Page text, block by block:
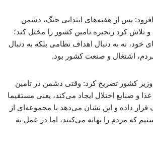
پس از هفته‌های ابتدایی جنگ، دشمن
تلاش کرد زنجیره تامین کشور را مختل کند؛
خود، نه به دنبال اهداف نظامی بلکه به دنبال
اشتغال و صنعت کشور بود.
کشور تصریح کرد: وقتی دشمن در تامین
غذا و صنایع اختلال ایجاد می‌کند، یعنی مستقیما
داده و این نشان می‌دهد با مجموعه‌ای از
که مردم را بهانه می‌کنند، اما در عمل به